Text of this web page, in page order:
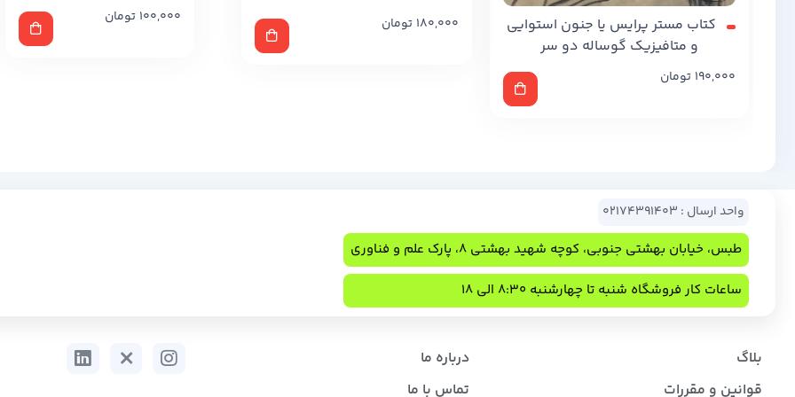
کتاب مستر پرایس یا جنون استوایی
و متافیزیک گوساله دو سر
190,000 تومان
180,000 تومان 100,000 تومان
واحد ارسال : 02174391403
طبس، خیابان بهشتی جنوبی، کوچه شهید بهشتی 8، پارک علم و فناوری
ساعات کار فروشگاه شنبه تا چهارشنبه 8:30 الی 18
بلاگ
درباره ما
قوانین و مقررات
تماس با ما